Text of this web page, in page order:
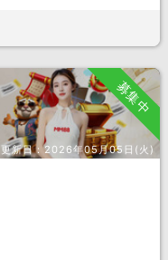
募集中
更新日：2026年05月05日(火)